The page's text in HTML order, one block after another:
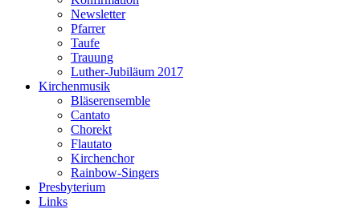
Newsletter
Pfarrer
Taufe
Trauung
Luther-Jubiläum 2017
Kirchenmusik
Bläserensemble
Cantato
Chorekt
Flautato
Kirchenchor
Rainbow-Singers
Presbyterium
Links